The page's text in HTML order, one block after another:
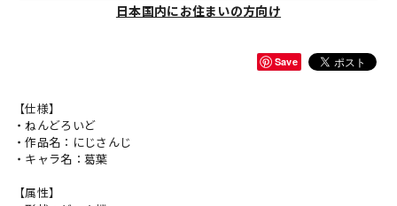
日本国内にお住まいの方向け
Save
【仕様】
・ねんどろいど
・作品名：にじさんじ
・キャラ名：葛葉
【属性】